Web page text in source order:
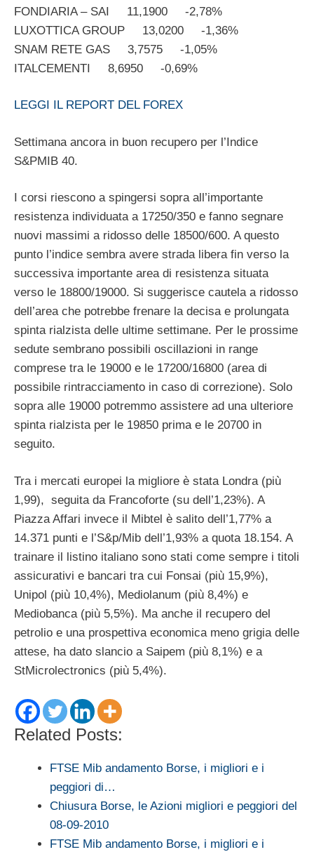
FONDIARIA – SAI 11,1900 -2,78%
LUXOTTICA GROUP 13,0200 -1,36%
SNAM RETE GAS 3,7575 -1,05%
ITALCEMENTI 8,6950 -0,69%
LEGGI IL REPORT DEL FOREX
Settimana ancora in buon recupero per l’Indice
S&PMIB 40.
I corsi riescono a spingersi sopra all’importante
resistenza individuata a 17250/350 e fanno segnare
nuovi massimi a ridosso delle 18500/600. A questo
punto l’indice sembra avere strada libera fin verso la
successiva importante area di resistenza situata
verso le 18800/19000. Si suggerisce cautela a ridosso
dell’area che potrebbe frenare la decisa e prolungata
spinta rialzista delle ultime settimane. Per le prossime
sedute sembrano possibili oscillazioni in range
comprese tra le 19000 e le 17200/16800 (area di
possibile rintracciamento in caso di correzione). Solo
sopra alle 19000 potremmo assistere ad una ulteriore
spinta rialzista per le 19850 prima e le 20700 in
seguito.
Tra i mercati europei la migliore è stata Londra (più
1,99), seguita da Francoforte (su dell’1,23%). A
Piazza Affari invece il Mibtel è salito dell’1,77% a
14.371 punti e l’S&p/Mib dell’1,93% a quota 18.154. A
trainare il listino italiano sono stati come sempre i titoli
assicurativi e bancari tra cui Fonsai (più 15,9%),
Unipol (più 10,4%), Mediolanum (più 8,4%) e
Mediobanca (più 5,5%). Ma anche il recupero del
petrolio e una prospettiva economica meno grigia delle
attese, ha dato slancio a Saipem (più 8,1%) e a
StMicrolectronics (più 5,4%).
Related Posts:
FTSE Mib andamento Borse, i migliori e i
peggiori di…
Chiusura Borse, le Azioni migliori e peggiori del
08-09-2010
FTSE Mib andamento Borse, i migliori e i